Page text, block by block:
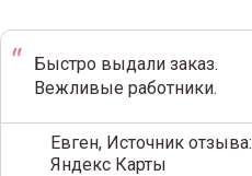
Быстро выдали заказ.
Вежливые работники.
Евген, Источник отзыва:
Яндекс Карты